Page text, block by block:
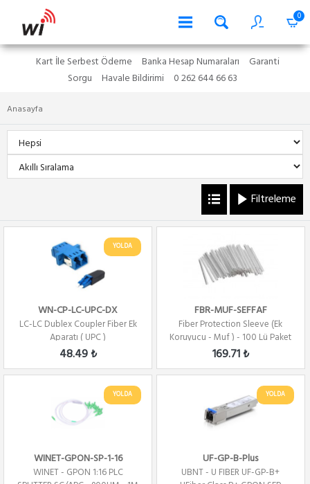
0
Kart İle Serbest Ödeme Banka Hesap Numaraları
Garanti
Sorgu
Havale Bildirimi 0 262 644 66 63
Anasayfa
Filtreleme
YOLDA
WN-CP-LC-UPC-DX
LC-LC Dublex Coupler Fiber Ek
Aparatı ( UPC )
48.49 ₺
FBR-MUF-SEFFAF
Fiber Protection Sleeve (Ek
Koruyucu - Muf ) - 100 Lü Paket
169.71 ₺
YOLDA
WINET-GPON-SP-1-16
WINET - GPON 1:16 PLC
YOLDA
UF-GP-B-Plus
UBNT - U FIBER UF-GP-B+